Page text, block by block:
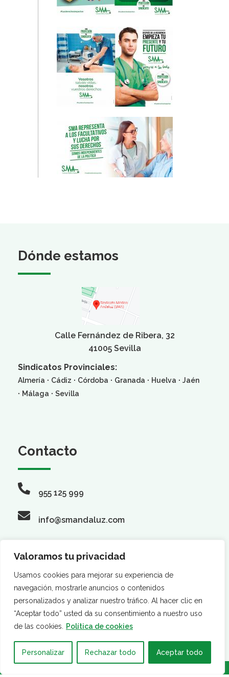
Valoramos tu privacidad
Usamos cookies para mejorar su experiencia de
navegación, mostrarle anuncios o contenidos
personalizados y analizar nuestro tráfico. Al hacer clic en
“Aceptar todo” usted da su consentimiento a nuestro uso
de las cookies.
Política de cookies
Personalizar Rechazar todo Aceptar todo
Dónde estamos
Calle Fernández de Ribera, 32
41005 Sevilla
Sindicatos Provinciales:
Almería · Cádiz · Córdoba · Granada · Huelva · Jaén
· Málaga · Sevilla
Contacto
955 125 999
info@smandaluz.com
Síguenos